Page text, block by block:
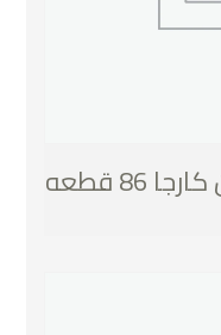
قطعه